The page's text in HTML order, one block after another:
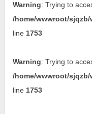
Warning: Trying to
/home/wwwroot/
line 1753
Warning: Trying to
/home/wwwroot/
line 1753